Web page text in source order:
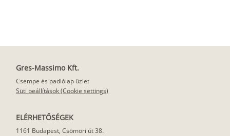
Gres-Massimo Kft.
Csempe és padlólap üzlet
Süti beállítások (Cookie settings)
ELÉRHETŐSÉGEK
1161 Budapest, Csömöri út 38.